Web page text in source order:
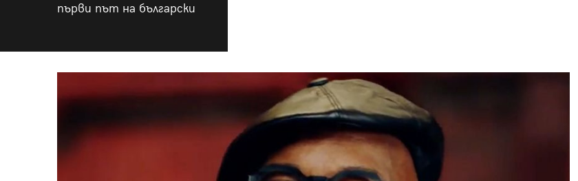
първи път на български